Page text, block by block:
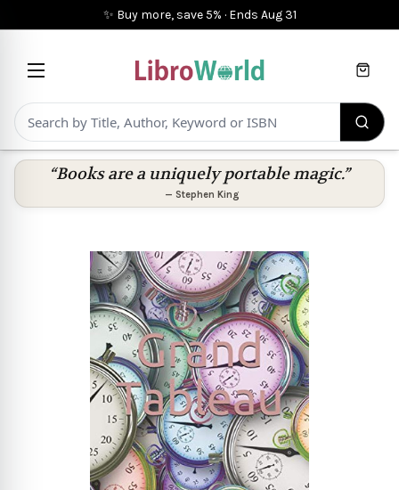
✨ Buy more, save 5% · Ends Aug 31
Cart
“Books are a uniquely portable magic.”
— Stephen King